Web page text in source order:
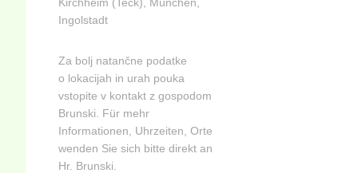
Ingolstadt
Za bolj natančne podatke
o lokacijah in urah pouka
vstopite v kontakt z gospodom
Brunski. Für mehr
Informationen, Uhrzeiten, Orte
wenden Sie sich bitte direkt an
Hr. Brunski.